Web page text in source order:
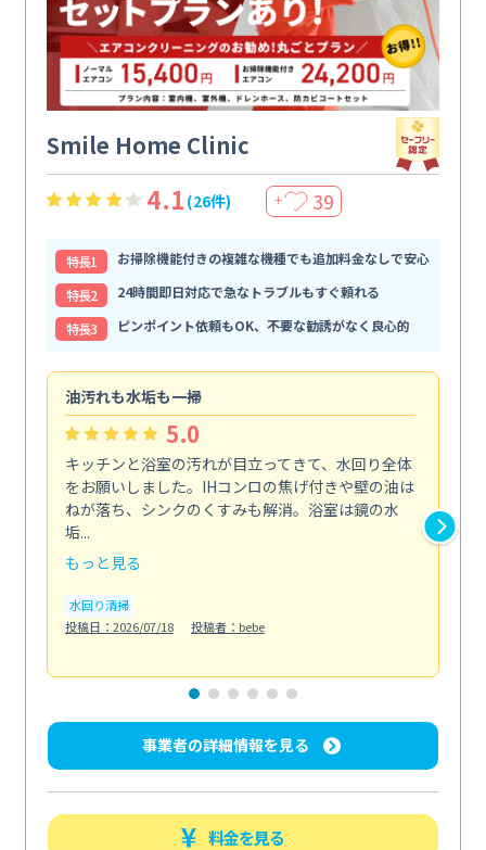
Smile Home Clinic
4.1 (26件) ＋ 39
特⻑1
お掃除機能付きの複雑な機種でも追加料金なしで安心
特⻑2
24時間即日対応で急なトラブルもすぐ頼れる
特⻑3
ピンポイント依頼もOK、不要な勧誘がなく良心的
油汚れも水垢も一掃
5.0
キッチンと浴室の汚れが目立ってきて、水回り全体
をお願いしました。IHコンロの焦げ付きや壁の油は
ねが落ち、シンクのくすみも解消。浴室は鏡の水
垢...
もっと見る
水回り清掃
投稿日：2026/07/18
投稿者：bebe
事業者の詳細情報を見る
料金を見る